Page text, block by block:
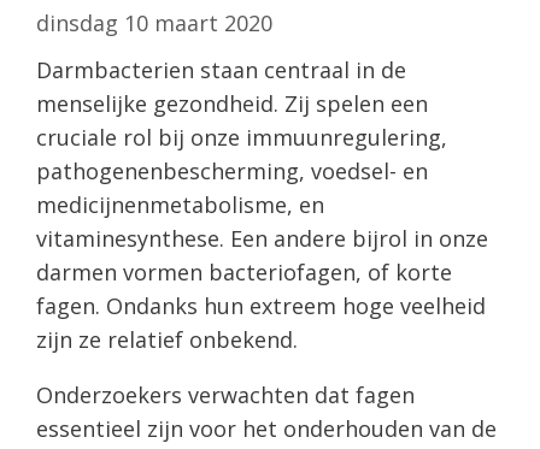
dinsdag 10 maart 2020
Darmbacterien staan centraal in de
menselijke gezondheid. Zij spelen een
cruciale rol bij onze immuunregulering,
pathogenenbescherming, voedsel- en
medicijnenmetabolisme, en
vitaminesynthese. Een andere bijrol in onze
darmen vormen bacteriofagen, of korte
fagen. Ondanks hun extreem hoge veelheid
zijn ze relatief onbekend.
Onderzoekers verwachten dat fagen
essentieel zijn voor het onderhouden van de